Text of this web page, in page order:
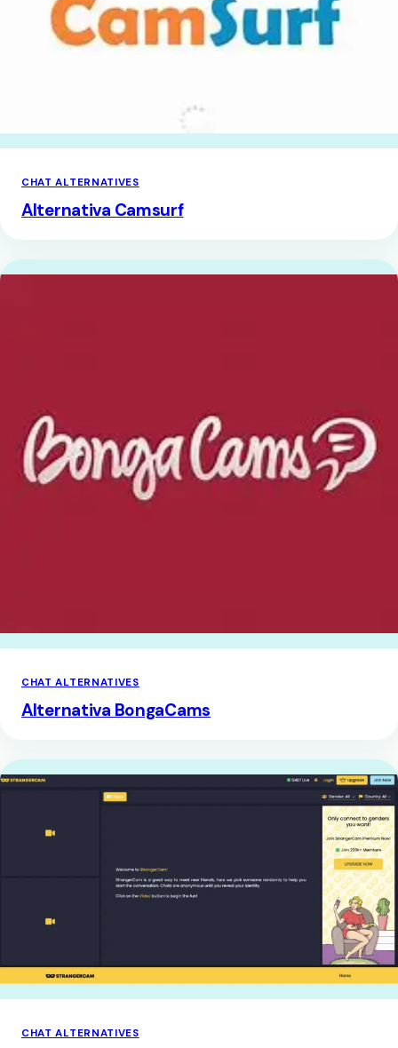
CHAT ALTERNATIVES
Alternativa Camsurf
CHAT ALTERNATIVES
Alternativa BongaCams
CHAT ALTERNATIVES